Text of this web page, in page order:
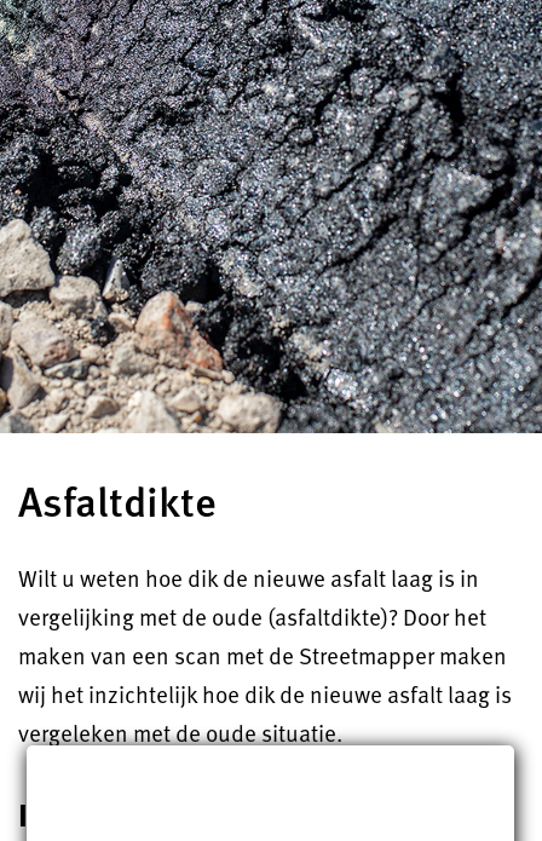
Asfaltdikte
Wilt u weten hoe dik de nieuwe asfalt laag is in
vergelijking met de oude (asfaltdikte)? Door het
maken van een scan met de Streetmapper maken
wij het inzichtelijk hoe dik de nieuwe asfalt laag is
vergeleken met de oude situatie.
Inwinnen met Mobile Mapping